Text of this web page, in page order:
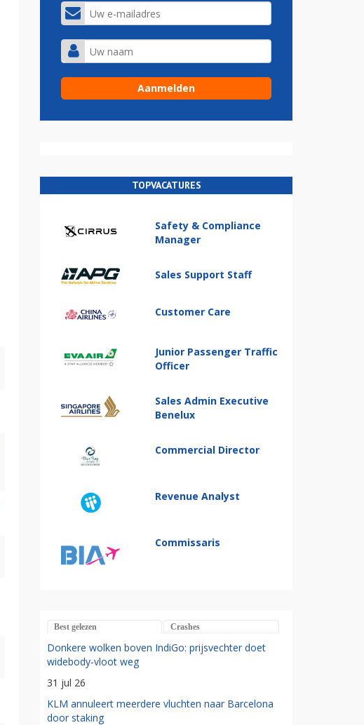
TOPVACATURES
Safety & Compliance
Manager
Sales Support Staff
Customer Care
Junior Passenger Traffic
Officer
Sales Admin Executive
Benelux
Commercial Director
Revenue Analyst
Commissaris
Best gelezen Crashes
Donkere wolken boven IndiGo: prijsvechter doet
widebody-vloot weg
31 jul 26
KLM annuleert meerdere vluchten naar Barcelona
door staking